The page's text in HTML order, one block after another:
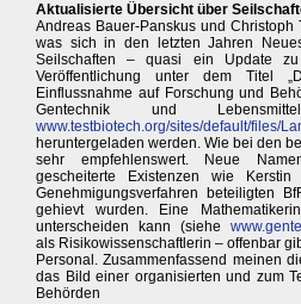
Aktualisierte Übersicht über
Andreas Bauer-Panskus und
was sich in den letzten Jahren
Seilschaften – quasi ein Update zu
Veröffentlichung unter dem Titel
Einflussnahme auf Forschung und
Gentechnik und
www.testbiotech.org/sites/default/files/
heruntergeladen werden. Wie bei den
sehr empfehlenswert. Neue
gescheiterte Existenzen wie
Genehmigungsverfahren beteiligten
gehievt wurden. Eine
unterscheiden kann (siehe
als Risikowissenschaftlerin – offenbar
Personal. Zusammenfassend meinen
das Bild einer organisierten und zum
Behörden